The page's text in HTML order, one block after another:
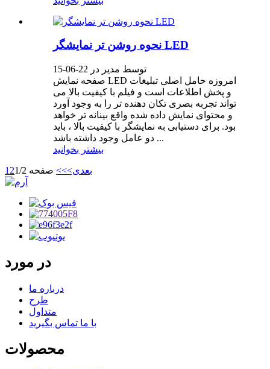
نحوه روشن تر نمایشگر LED
توسط مدیر در 22-06-15
صفحه نمایش LED امروزه حامل اصلی تبلیغات
و پخش اطلاعات است و فیلم با کیفیت بالا می
تواند تجربه بصری تکان دهنده تر را به وجود آورد
و محتوای نمایش داده شده واقع بینانه تر خواهد
بود. برای دستیابی به نمایشگر با کیفیت بالا ، باید
دو عامل وجود داشته باشد ...
بیشتر بخوانید
1 2 بعدی>>> صفحه 1/2
در مورد
درباره ما
طرح
متداول
با ما تماس بگیرید
محصولات